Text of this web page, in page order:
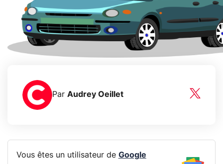
Par Audrey Oeillet
Vous êtes un utilisateur de Google